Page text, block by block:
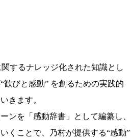
するナレッジ化された知識とし
歓びと感動” を創るための実践的
きます。
ンを「感動辞書」として編纂し、
くことで、乃村が提供する“感動”